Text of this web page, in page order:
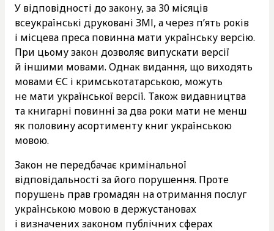
У відповідності до закону, за 30 місяців
всеукраїнські друковані ЗМІ, а через п’ять років
і місцева преса повинна мати українську версію.
При цьому закон дозволяє випускати версії
й іншими мовами. Однак видання, що виходять
мовами ЄС і кримськотатарською, можуть
не мати української версії. Також видавництва
та книгарні повинні за два роки мати не менш
як половину асортименту книг українською
мовою.
Закон не передбачає кримінальної
відповідальності за його порушення. Проте
порушень прав громадян на отримання послуг
українською мовою в держустановах
і визначених законом публічних сферах